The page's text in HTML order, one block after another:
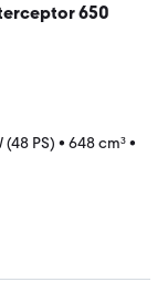
650
(48 PS) • 648 cm³•